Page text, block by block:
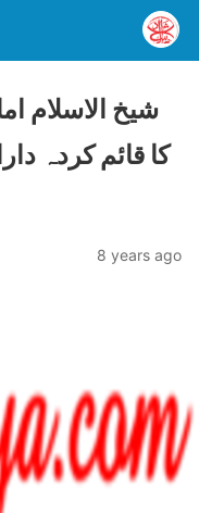
شیخ الاسلام
کا قائم کردہ
8 years ago